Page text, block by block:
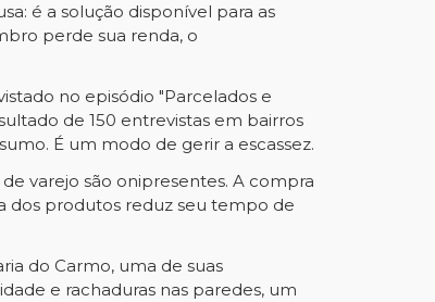
é a solução disponível para as
perde sua renda, o
no episódio "Parcelados e
de 150 entrevistas em bairros
É um modo de gerir a escassez.
varejo são onipresentes. A compra
dos produtos reduz seu tempo de
do Carmo, uma de suas
e rachaduras nas paredes, um